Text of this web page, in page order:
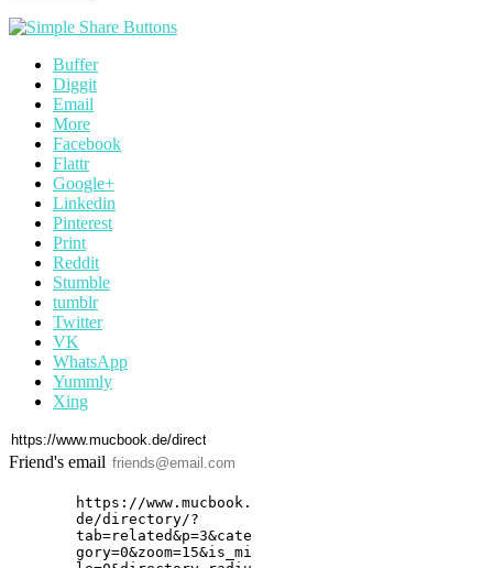
Buffer
Diggit
Email
More
Facebook
Flattr
Google+
Linkedin
Pinterest
Print
Reddit
Stumble
tumblr
Twitter
VK
WhatsApp
Yummly
Xing
Friend's email